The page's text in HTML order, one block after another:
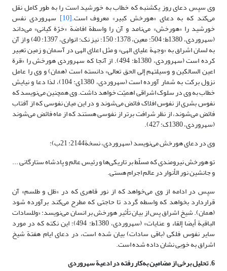
وی سپس دعای روز یکشنبه که خطاب به خورشید است را به طور کامل نقل
می‌کند که به دعای «هورخش کبیر» معروف است.[10] سهروردی نفس
خورشید را «هورخش» می‌نامد و آن را واسطة افاضة «خرّة کیانی» می‌داند
(سهروردی، 1380ط: 504؛ معین، 1378: 150؛ نیز نک: انواری، 1397: 40) و از آن
به لسان اشراق به «وجهة علیای الهی» و مثل اعلای الهی در آسمان و زمین تعبیر
کرده است (سهروردی، 1380ط: 494). از آنجا که سهروردی هورخش را «قرة
اعین السالکین و وسیلتهم إلی الحق تعالی» دانسته است (همان) و وی را عامل
نزول برکت به شمار آورده است (سهروردی، 1380ی: 104)، لذا دعا و نیایش
خطاب به وی در سلوک اشراقی اهمیّت خواهد داشت. وی همچنین می‌نویسد که
نفوس بشری از نفوس افلاک فائض می‌شوند و در این میان نفوسی که از آفتاب
فائض می‌شوند، از نظر شرافت برتر از نفوسی هستند که از ماه فائض می‌شوند
(سهروردی، 1380ک: 427).
وی در دعای هورخش می‌نویسد (سهروردی، نسخة2144: 21ب):
تو هورخش نیرومندی که مسلّط بر تاریکی‌ها و رئیس عالم و پادشاه ستارگانی ...
و جانشین نور الأنوار در عالم اجرام هستی.
سپس در ادامه از وی می‌خواهد که از نور قاهری که در «ظل و طلسم» آن
قراردارد بخواهد که واسطه گردد تا حاجتی که مطرح می‌کند برآورده شود
(همان). شیخ اشراق پس از بیان تأثیر هورخش بر انسان می‌نویسد: «وللسادات
الباقیة أیضا إلقاء و عنایات» (سهروردی، 1380ط: 494)؛ این نکته که در مورد
سایر نفوس فلکی (باقی سادات) بیان شده است، در دعای ایام هفتة شیخ
اشراق به خوبی نشان داده شده است.
6. تحلیل برخی از مضامین به‌کار رفته در ادعیة سهروردی